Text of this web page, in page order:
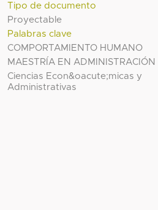
Tipo de documento
Proyectable
Palabras clave
COMPORTAMIENTO HUMANO
MAESTRÍA EN ADMINISTRACIÓN
Ciencias Econ&oacute;micas y
Administrativas